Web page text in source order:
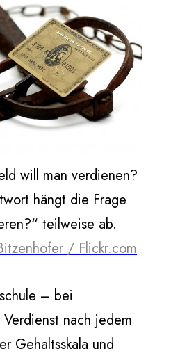
will man verdienen?
hängt die Frage
teilweise ab.
/ Flickr.com
– bei
nach jedem
Gehaltsskala und